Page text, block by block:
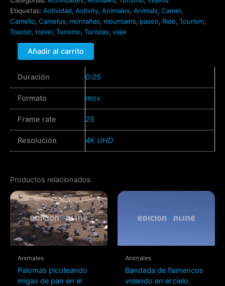
Etiquetas: Actividad, Activity, Animales, Animals, Camel,
Camello, Camelus, montañas, mountains, paseo, Ride, Tourism,
Tourist, travel, Turismo, Turistas, viaje
Añadir al carrito
Duración 0:05
Formato mov
Frame rate 25
Resolución 4K UHD
Productos relacionados
Animales
Palomas picoteando
migas de pan en el
Animales
Bandada de flamencos
volando en el cielo.